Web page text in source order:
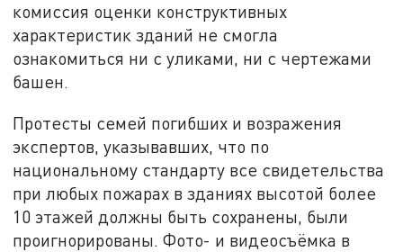
комиссия оценки конструктивных
характеристик зданий не смогла
ознакомиться ни с уликами, ни с чертежами
башен.
Протесты семей погибших и возражения
экспертов, указывавших, что по
национальному стандарту все свидетельства
при любых пожарах в зданиях высотой более
10 этажей должны быть сохранены, были
проигнорированы. Фото- и видеосъёмка в